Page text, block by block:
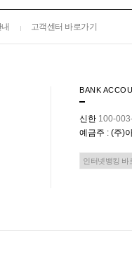
고객센터 바로가기
BANK
신한 100-
예금주 : (주)